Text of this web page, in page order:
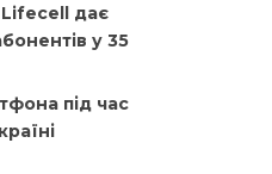
дає
у 35
під час